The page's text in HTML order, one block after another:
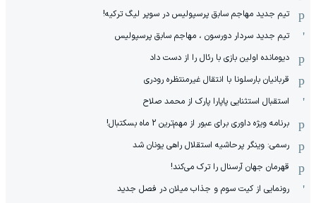
تیم جدید مهاجم سابق پرسپولیس در سوپر لیگ ترکیه!
تیم جدید سردار دورسون ، مهاجم سابق پرسپولیس
دیومانده اولین بازی با رئال را از دست داد
قربانیان بارسلونا با انتقال غیرمنتظره رودری
استقبال استثنایی پاپارا پارک از محمد صلاح
برنامه ویژه داوری برای عبور از مهم‌ترین 2 ماه بسکتبال!
رسمی: وینگر پرحاشیه استقلال راهی یونان شد
قهرمان جهان آرسنال را ترک می‌کند!
رونمایی از کیت سوم و جذاب میلان در فصل جدید